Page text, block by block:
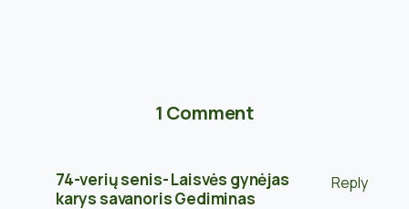
1 Comment
74-verių senis- Laisvės gynėjas
karys savanoris Gediminas
Reply